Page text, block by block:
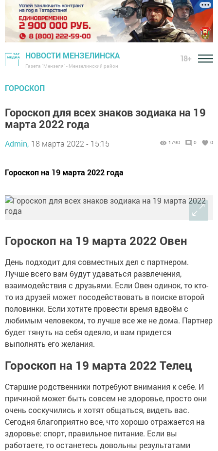
НОВОСТИ МЕНЗЕЛИНСКА
Газета "Мензеля" - Мензелинский район
18+
ГОРОСКОП
Гороскоп для всех знаков зодиака на 19
марта 2022 года
Admin, 18 марта 2022 - 15:15 1790 0 0
Гороскоп на 19 марта 2022 года
Гороскоп на 19 марта 2022 Овен
День подходит для совместных дел с партнером.
Лучше всего вам будут удаваться развлечения,
взаимодействия с друзьями. Если Овен одинок, то кто-
то из друзей может посодействовать в поиске второй
половинки. Если хотите провести время вдвоём с
любимым человеком, то лучше все же не дома. Партнер
будет тянуть на себя одеяло, и вам придется
выполнять его желания.
Гороскоп на 19 марта 2022 Телец
Старшие родственники потребуют внимания к себе. И
причиной может быть совсем не здоровье, просто они
очень соскучились и хотят общаться, видеть вас.
Сегодня благоприятно все, что хорошо отражается на
здоровье: спорт, правильное питание. Если вы
работаете, то останетесь довольны результатами